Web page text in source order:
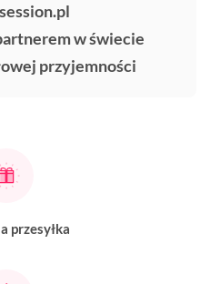
w świecie
przyjemności
przesyłka